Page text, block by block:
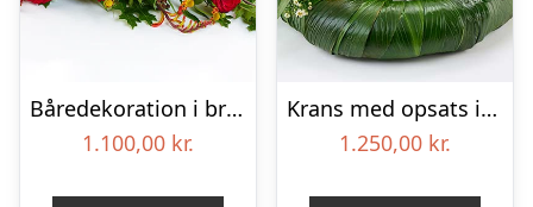
Båredekoration i brændte farver – Blomster til begravelse
1.100,00 kr.
Krans med opsats i gule farver – Blomster til begravelse
1.250,00 kr.